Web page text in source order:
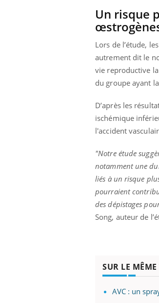
Un risque
Lors de l’étude,
autrement dit le
vie reproductive
du groupe ayant
D’après les
ischémique
l'accident
"Notre étude
notamment une
liés à un risque
pourraient
des dépistages
Song, auteur de
SUR LE MÊME
AVC : un